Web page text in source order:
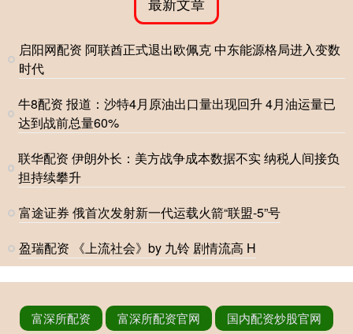
启阳网配资 阿联酋正式退出欧佩克 中东能源格局进入变数
时代
牛8配资 报道：沙特4月原油出口量出现回升 4月油运量已
达到战前总量60%
联华配资 伊朗外长：美方战争成本数据不实 纳税人间接负
担持续攀升
富途证券 俄首次发射新一代运载火箭“联盟-5”号
盈瑞配资 《上流社会》by 九铃 剧情流高 H
富深所配资 富深所配资官网 国内配资炒股官网